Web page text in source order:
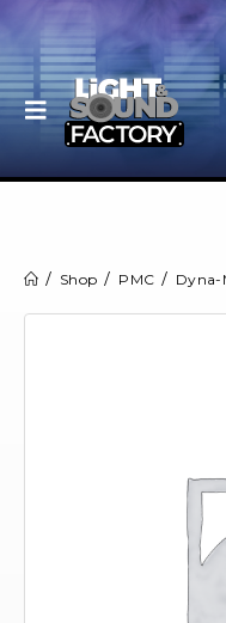
Shop PMC Dyna-